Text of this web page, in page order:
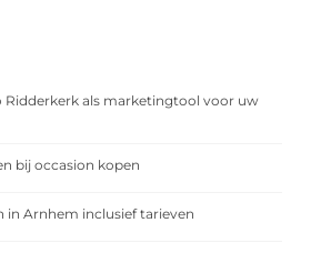
Ridderkerk als marketingtool voor uw
bij occasion kopen
in Arnhem inclusief tarieven